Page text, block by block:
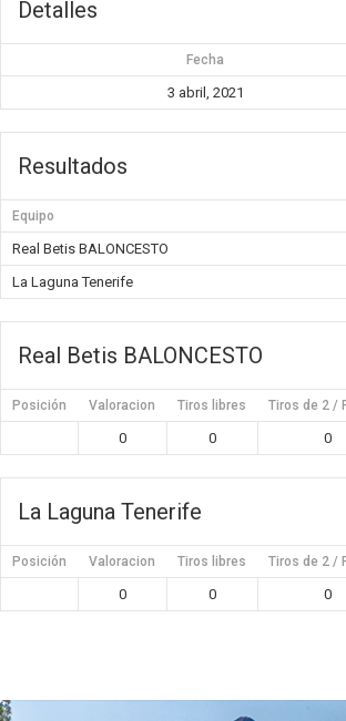
Detalles
Fecha
3 abril, 2021
Resultados
Equipo
Real Betis BALONCESTO
La Laguna Tenerife
Real Betis BALONCESTO
Posición Valoracion Tiros libres Tiros de 2 /
0 0 0
La Laguna Tenerife
Posición Valoracion Tiros libres Tiros de 2 /
0 0 0